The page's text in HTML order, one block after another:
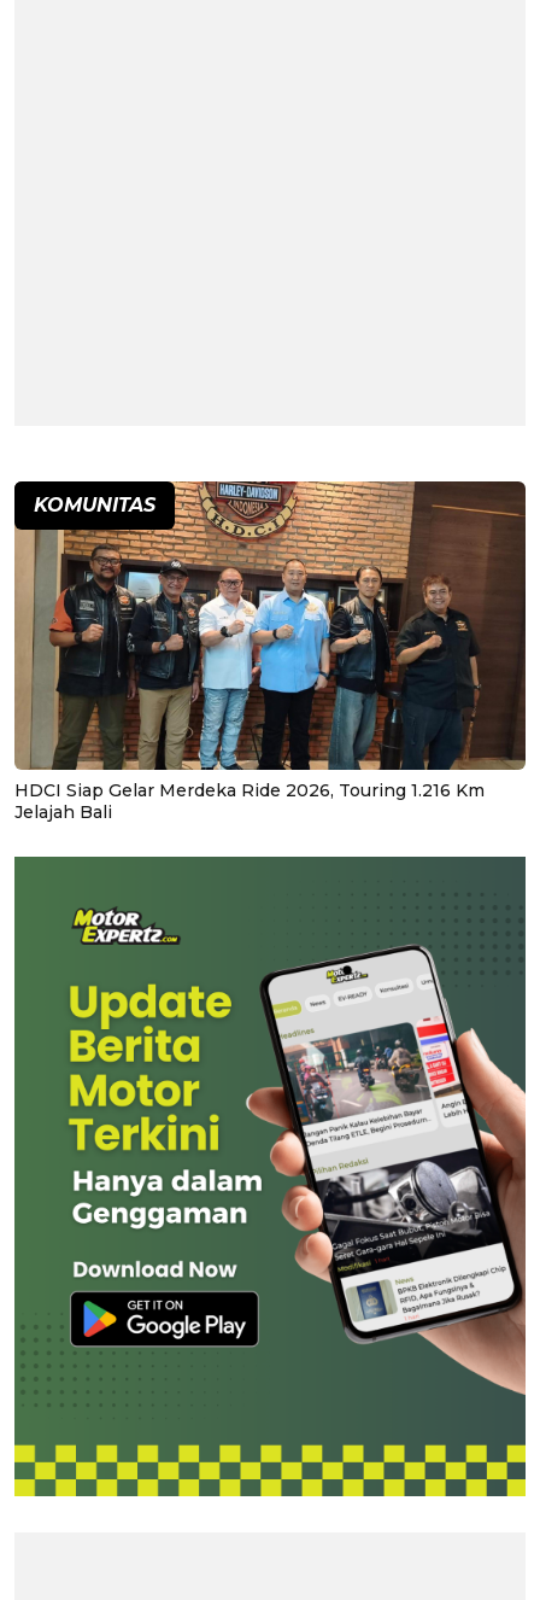
KOMUNITAS
HDCI Siap Gelar Merdeka Ride 2026, Touring 1.216 Km
Jelajah Bali